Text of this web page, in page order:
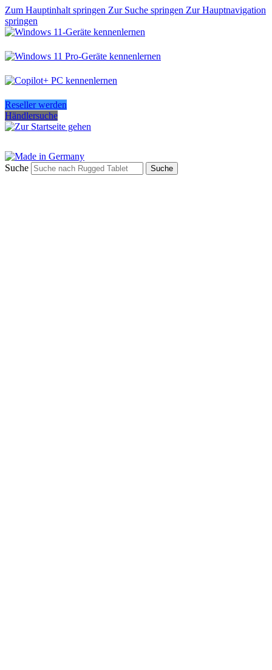
Zum Hauptinhalt springen Zur Suche springen Zur Hauptnavigation
springen
Reseller werden
Händlersuche
Suche Suche